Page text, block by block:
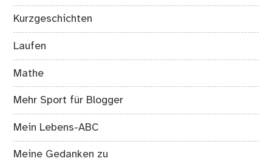
Kurzgeschichten
Laufen
Mathe
Mehr Sport für Blogger
Mein Lebens-ABC
Meine Gedanken zu